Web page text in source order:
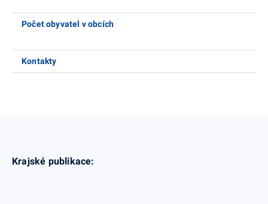
Počet obyvatel v obcích
Kontakty
Krajské publikace: